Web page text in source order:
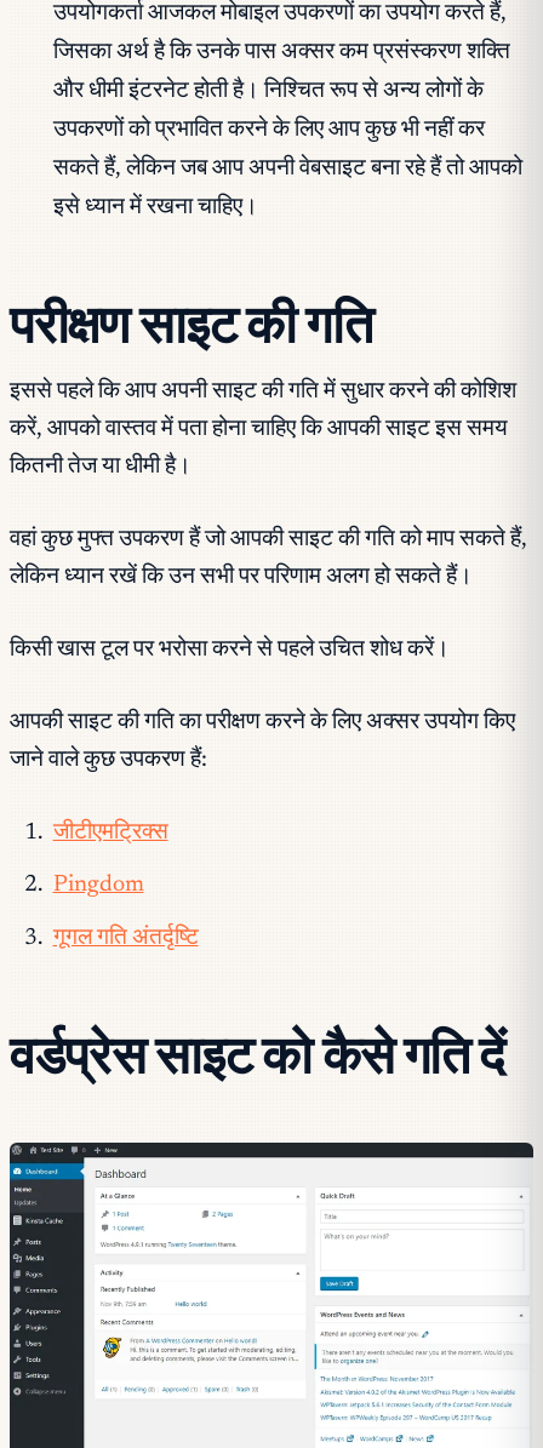
उपयोगकर्ता आजकल मोबाइल उपकरणों का उपयोग करते हैं,
जिसका अर्थ है कि उनके पास अक्सर कम प्रसंस्करण शक्ति
और धीमी इंटरनेट होती है। निश्चित रूप से अन्य लोगों के
उपकरणों को प्रभावित करने के लिए आप कुछ भी नहीं कर
सकते हैं, लेकिन जब आप अपनी वेबसाइट बना रहे हैं तो आपको
इसे ध्यान में रखना चाहिए।
परीक्षण साइट की गति
इससे पहले कि आप अपनी साइट की गति में सुधार करने की कोशिश
करें, आपको वास्तव में पता होना चाहिए कि आपकी साइट इस समय
कितनी तेज या धीमी है।
वहां कुछ मुफ्त उपकरण हैं जो आपकी साइट की गति को माप सकते हैं,
लेकिन ध्यान रखें कि उन सभी पर परिणाम अलग हो सकते हैं।
किसी खास टूल पर भरोसा करने से पहले उचित शोध करें।
आपकी साइट की गति का परीक्षण करने के लिए अक्सर उपयोग किए
जाने वाले कुछ उपकरण हैं:
जीटीएमट्रिक्स
Pingdom
गूगल गति अंतर्दृष्टि
वर्डप्रेस साइट को कैसे गति दें